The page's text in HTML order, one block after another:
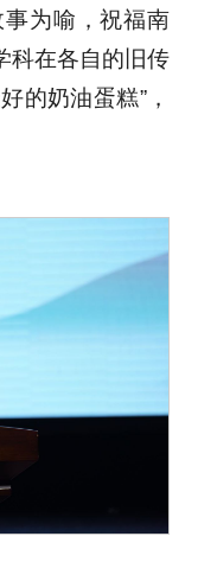
为喻，祝福南
科在各自的旧传
的奶油蛋糕”，